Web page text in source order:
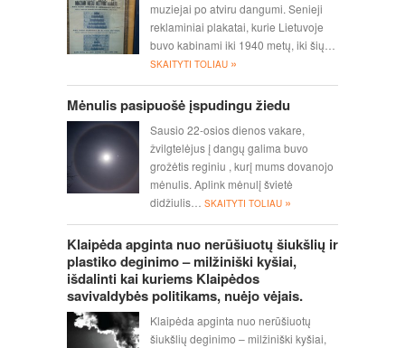
muziejai po atviru dangumi. Senieji
reklaminiai plakatai, kurie Lietuvoje
buvo kabinami iki 1940 metų, iki šių…
SKAITYTI TOLIAU »
Mėnulis pasipuošė įspudingu žiedu
Sausio 22-osios dienos vakare,
žvilgtelėjus į dangų galima buvo
grožėtis reginiu , kurį mums dovanojo
mėnulis. Aplink mėnulį švietė
didžiulis…
SKAITYTI TOLIAU »
Klaipėda apginta nuo nerūšiuotų šiukšlių ir
plastiko deginimo – milžiniški kyšiai,
išdalinti kai kuriems Klaipėdos
savivaldybės politikams, nuėjo vėjais.
Klaipėda apginta nuo nerūšiuotų
šiukšlių deginimo – milžiniški kyšiai,